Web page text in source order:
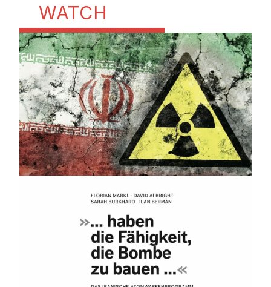
WATCH